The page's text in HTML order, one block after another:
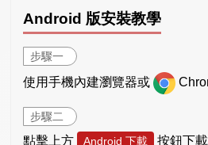
Android 版安裝教學
步驟一
使用手機內建瀏覽器或
步驟二
點擊上方 Android 下載 按鈕下